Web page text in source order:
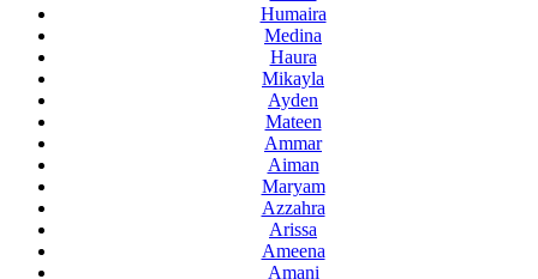
Humaira
Medina
Haura
Mikayla
Ayden
Mateen
Ammar
Aiman
Maryam
Azzahra
Arissa
Ameena
Amani